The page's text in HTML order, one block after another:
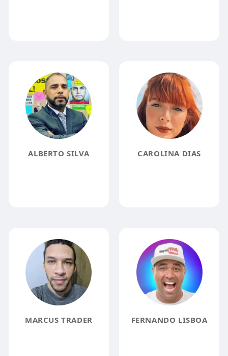
ALBERTO SILVA CAROLINA DIAS
MARCUS TRADER FERNANDO LISBOA